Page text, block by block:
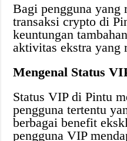
Bagi pengguna yang
transaksi crypto di
keuntungan
aktivitas ekstra yang
Mengenal Status
Status VIP di Pintu
pengguna tertentu
berbagai benefit
pengguna VIP